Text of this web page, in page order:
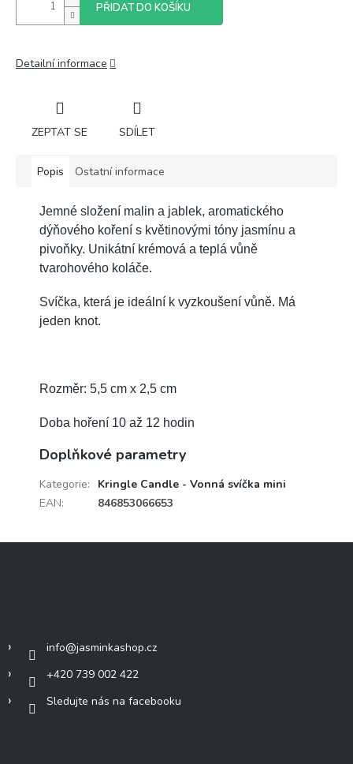
PŘIDAT DO KOŠÍKU
Detailní informace
ZEPTAT SE SDÍLET
Popis Ostatní informace
Jemné složení malin a jablek, aromatického
dýňového koření s květinovými tóny jasmínu a
pivoňky. Unikátní krémová a teplá vůně
tvarohového koláče.
Svíčka, která je ideální k vyzkoušení vůně. Má
jeden knot.
Rozměr: 5,5 cm x 2,5 cm
Doba hoření 10 až 12 hodin
Doplňkové parametry
Kategorie:
Kringle Candle - Vonná svíčka mini
EAN: 846853066653
info@jasminkashop.cz
+420 739 002 422
Sledujte nás na facebooku